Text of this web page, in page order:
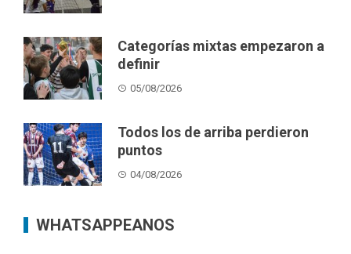
Categorías mixtas empezaron a
definir
05/08/2026
Todos los de arriba perdieron
puntos
04/08/2026
WHATSAPPEANOS